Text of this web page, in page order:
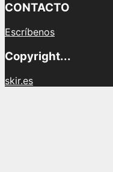
CONTACTO
Escríbenos
Copyright...
skir.es